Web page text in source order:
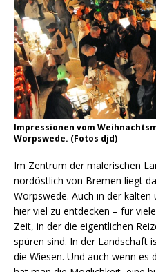
Impressionen vom
Worpswede. (Fotos djd)
Im Zentrum der malerischen
nordöstlich von Bremen liegt
Worpswede. Auch in der kalten
hier viel zu entdecken – für
Zeit, in der die eigentlichen
spüren sind. In der Landschaft
die Wiesen. Und auch wenn es